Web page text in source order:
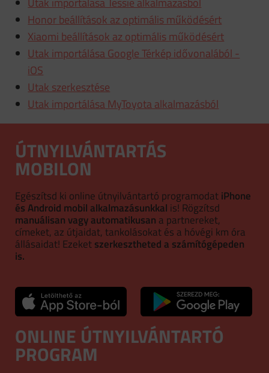
Honor beállítások az optimális működésért
Xiaomi beállítások az optimális működésért
Utak importálása Google Térkép idővonalából -
iOS
Utak szerkesztése
Utak importálása MyToyota alkalmazásból
ÚTNYILVÁNTARTÁS
MOBILON
Egészítsd ki online útnyilvántartó programodatiPhone
és Android mobil alkalmazásunkkal is! Rögzítsd
manuálisan vagy automatikusan a partnereket,
címeket, az útjaidat, tankolásokat és a hóvégi km óra
állásaidat! Ezeketszerkesztheted a számítógépeden
is.
ONLINE ÚTNYILVÁNTARTÓ
PROGRAM